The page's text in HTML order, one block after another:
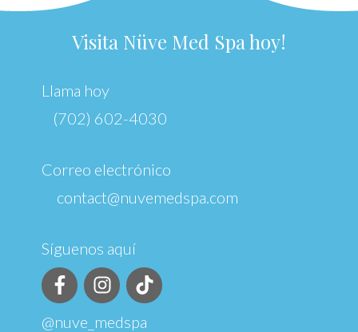
Visita Nüve Med Spa hoy!
Llama hoy
(702) 602-4030
Correo electrónico
contact@nuvemedspa.com
Síguenos aquí
@nuve_medspa